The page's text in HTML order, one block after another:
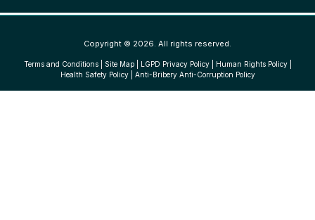
Copyright © 2026. All rights reserved.
Terms and Conditions| Site Map| LGPD Privacy Policy| Human Rights Policy|
Health Safety Policy| Anti-Bribery Anti-Corruption Policy